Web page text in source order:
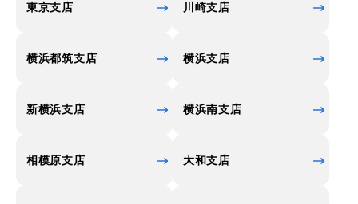
東京支店 川崎支店
横浜都筑支店 横浜支店
新横浜支店 横浜南支店
相模原支店 大和支店